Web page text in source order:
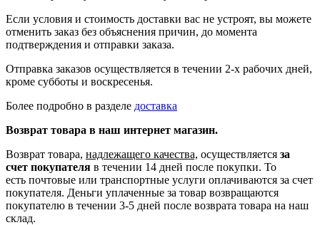
Если условия и стоимость доставки вас не устроят, вы можете
отменить заказ без объяснения причин, до момента
подтверждения и отправки заказа.
Отправка заказов осуществляется в течении 2-х рабочих дней,
кроме субботы и воскресенья.
Более подробно в разделе доставка
Возврат товара в наш интернет магазин.
Возврат товара, надлежащего качества, осуществляется за
счет покупателя в течении 14 дней после покупки. То
есть почтовые или транспортные услуги оплачиваются за счет
покупателя. Деньги уплаченные за товар возвращаются
покупателю в течении 3-5 дней после возврата товара на наш
склад.